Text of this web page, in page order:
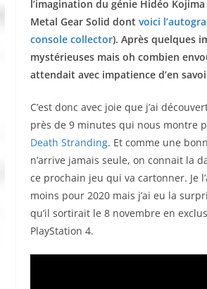
l’imagination du génie Hidéo
Metal Gear Solid dont voici
console collector). Après quelques
mystérieuses mais oh combien
attendait avec impatience d’en
C’est donc avec joie que j’ai
près de 9 minutes qui nous montre
Death Stranding. Et comme une
n’arrive jamais seule, on connait la
ce prochain jeu qui va cartonner. Je
moins pour 2020 mais j’ai eu la
qu’il sortirait le 8 novembre en
PlayStation 4.